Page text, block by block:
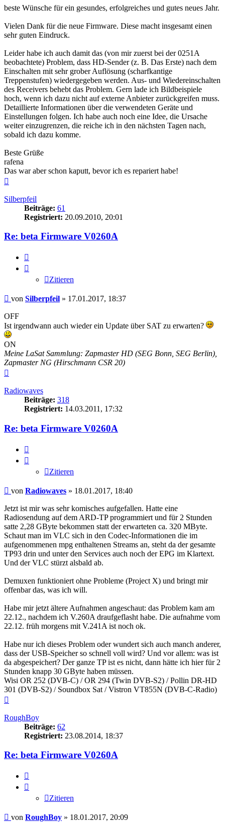
beste Wünsche für ein gesundes, erfolgreiches und gutes neues Jahr.
Vielen Dank für die neue Firmware. Diese macht insgesamt einen
sehr guten Eindruck.
Leider habe ich auch damit das (von mir zuerst bei der 0251A
beobachtete) Problem, dass HD-Sender (z. B. Das Erste) nach dem
Einschalten mit sehr grober Auflösung (scharfkantige
Treppenstufen) wiedergegeben werden. Aus- und Wiedereinschalten
des Receivers behebt das Problem. Gern lade ich Bildbeispiele
hoch, wenn ich dazu nicht auf externe Anbieter zurückgreifen muss.
Detaillierte Informationen über die verwendeten Geräte und
Einstellungen folgen. Ich habe auch noch eine Idee, die Ursache
weiter einzugrenzen, die reiche ich in den nächsten Tagen nach,
sobald ich dazu komme.
Beste Grüße
rafena
Das war aber schon kaputt, bevor ich es repariert habe!
Silberpfeil
Beiträge: 61
Registriert: 20.09.2010, 20:01
Re: beta Firmware V0260A
Zitieren
Beitrag
von Silberpfeil » 17.01.2017, 18:37
OFF
Ist irgendwann auch wieder ein Update über SAT zu erwarten?
ON
Meine LaSat Sammlung: Zapmaster HD (SEG Bonn, SEG Berlin),
Zapmaster NG (Hirschmann CSR 20)
Radiowaves
Beiträge: 318
Registriert: 14.03.2011, 17:32
Re: beta Firmware V0260A
Zitieren
Beitrag
von Radiowaves » 18.01.2017, 18:40
Jetzt ist mir was sehr komisches aufgefallen. Hatte eine
Radiosendung auf dem ARD-TP programmiert und für 2 Stunden
satte 2,28 GByte bekommen statt der erwarteten ca. 320 MByte.
Schaut man im VLC sich in den Codec-Informationen die im
aufgenommenen mpg enthaltenen Streams an, steht da der gesamte
TP93 drin und unter den Services auch noch der EPG im Klartext.
Und der VLC stürzt alsbald ab.
Demuxen funktioniert ohne Probleme (Project X) und bringt mir
offenbar das, was ich will.
Habe mir jetzt ältere Aufnahmen angeschaut: das Problem kam am
22.12., nachdem ich V.260A draufgeflasht habe. Die aufnahme vom
22.12. früh morgens mit V.241A ist noch ok.
Habe nur ich dieses Problem oder wundert sich auch manch anderer,
dass der USB-Speicher so schnell voll wird? Und vor allem: was ist
da abgespeichert? Der ganze TP ist es nicht, dann hätte ich hier für 2
Stunden knapp 30 GByte haben müssen.
Wisi OR 252 (DVB-C) / OR 294 (Twin DVB-S2) / Pollin DR-HD
301 (DVB-S2) / Soundbox Sat / Vistron VT855N (DVB-C-Radio)
RoughBoy
Beiträge: 62
Registriert: 23.08.2014, 18:37
Re: beta Firmware V0260A
Zitieren
Beitrag
von RoughBoy » 18.01.2017, 20:09